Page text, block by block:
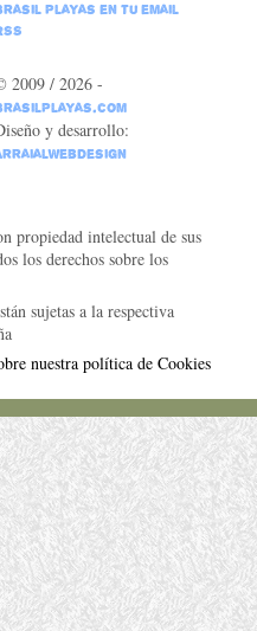
Playas en tu email
2009 / 2026 -
y desarrollo:
propiedad intelectual de sus
los derechos sobre los
sujetas a la respectiva
nuestra política de Cookies